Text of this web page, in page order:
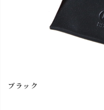
ブラック